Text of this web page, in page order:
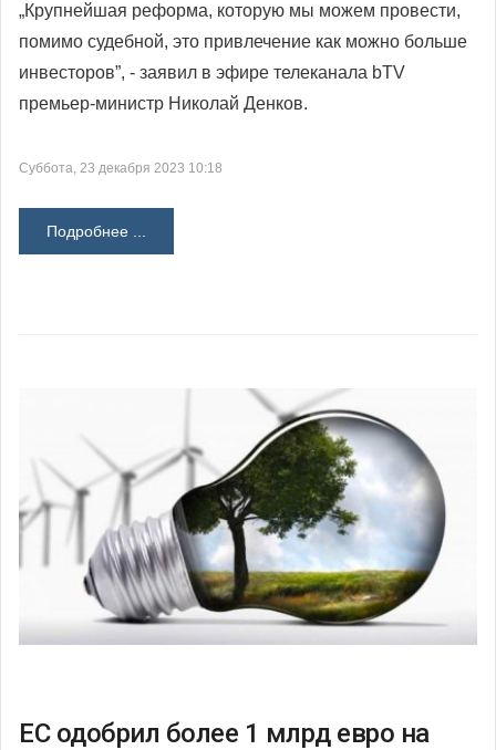
„Крупнейшая реформа, которую мы можем провести,
помимо судебной, это привлечение как можно больше
инвесторов”, - заявил в эфире телеканала bTV
премьер-министр Николай Денков.
Суббота, 23 декабря 2023 10:18
Подробнее ...
ЕС одобрил более 1 млрд евро на